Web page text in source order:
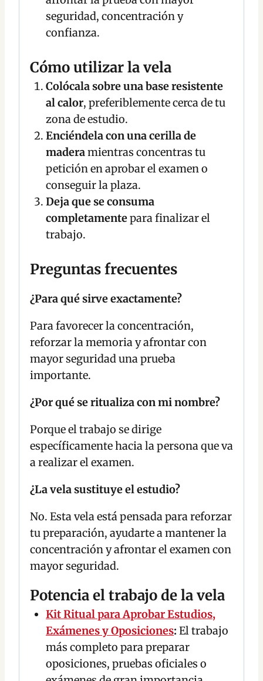
seguridad, concentración y
confianza.
Cómo utilizar la vela
Colócala sobre una base resistente
al calor, preferiblemente cerca de tu
zona de estudio.
Enciéndela con una cerilla de
madera mientras concentras tu
petición en aprobar el examen o
conseguir la plaza.
Deja que se consuma
completamentepara finalizar el
trabajo.
Preguntas frecuentes
¿Para qué sirve exactamente?
Para favorecer la concentración,
reforzar la memoria y afrontar con
mayor seguridad una prueba
importante.
¿Por qué se ritualiza con mi nombre?
Porque el trabajo se dirige
específicamente hacia la persona que va
a realizar el examen.
¿La vela sustituye el estudio?
No. Esta vela está pensada para reforzar
tu preparación, ayudarte a mantener la
concentración y afrontar el examen con
mayor seguridad.
Potencia el trabajo de la vela
Kit Ritual para Aprobar Estudios,
Exámenes y Oposiciones: El trabajo
más completo para preparar
oposiciones, pruebas oficiales o